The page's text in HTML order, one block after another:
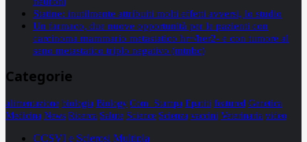
Statine: inutilmente attribuiti molti effetti avversi, lo studio
Un farmaco, due nuove opportunità per le pazienti con
carcinoma mammario metastatico hr+/her2- e con tumore al
seno metastatico triplo negativo (mtnbc)
Categorie
alimentazione biologia Biology Com. Stampa Epatiti featured Genetica
Medicina News Ricerca Salute Science Scienza vaccini Veterinaria video
CCSVI e Sclerosi Multipla